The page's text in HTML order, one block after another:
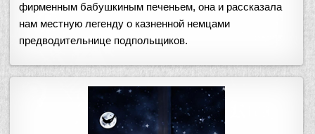
фирменным бабушкиным печеньем, она и рассказала
нам местную легенду о казненной немцами
предводительнице подпольщиков.